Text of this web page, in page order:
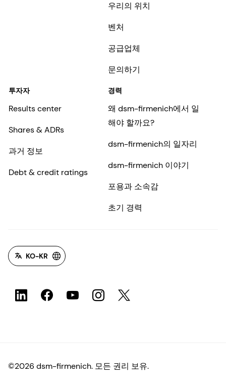
우리의 위치
벤처
공급업체
문의하기
투자자
Results center
Shares & ADRs
과거 정보
Debt & credit ratings
경력
왜 dsm-firmenich에서 일
해야 할까요?
dsm-firmenich의 일자리
dsm-firmenich 이야기
포용과 소속감
초기 경력
KO-KR
©2026 dsm-firmenich. 모든 권리 보유.